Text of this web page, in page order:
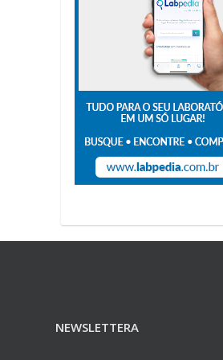
NEWSLETTERA